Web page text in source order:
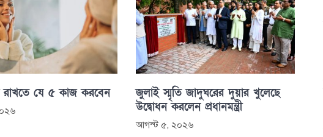
রাখতে যে ৫ কাজ করবেন
জুলাই স্মৃতি জাদুঘরের দুয়ার খুলেছে
উদ্বোধন করলেন প্রধানমন্ত্রী
আগস্ট ৫, ২০২৬